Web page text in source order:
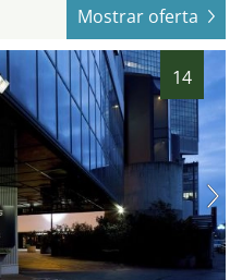
Mostrar oferta
14